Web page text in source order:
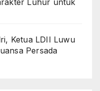
Luhur untuk
Ketua LDII Luwu
Persada